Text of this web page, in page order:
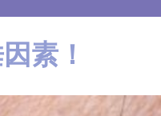
素！